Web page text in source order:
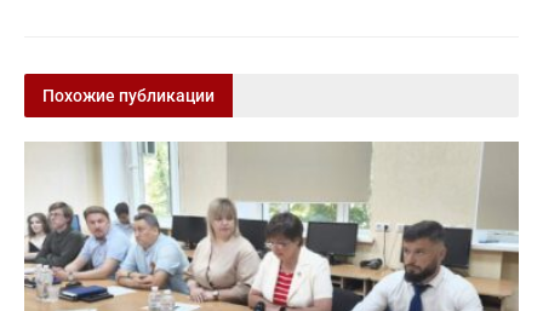
Похожие публикации